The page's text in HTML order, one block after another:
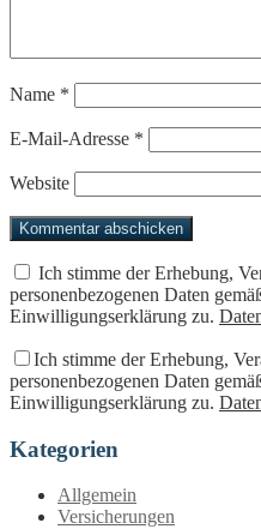
Name *
E-Mail-Adresse *
Website
Ich stimme der Erhebung,
personenbezogenen Daten
Einwilligungserklärung zu.
Ich stimme der Erhebung,
personenbezogenen Daten
Einwilligungserklärung zu.
Kategorien
Allgemein
Versicherungen